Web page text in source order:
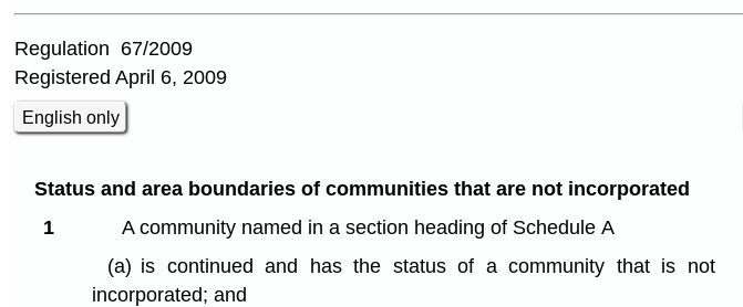
Regulation 67/2009
Registered April 6, 2009
English only
Status and area boundaries of communities that are not incorporated
1
A community named in a section heading of Schedule A
(a) is continued and has the status of a community that is not
incorporated; and